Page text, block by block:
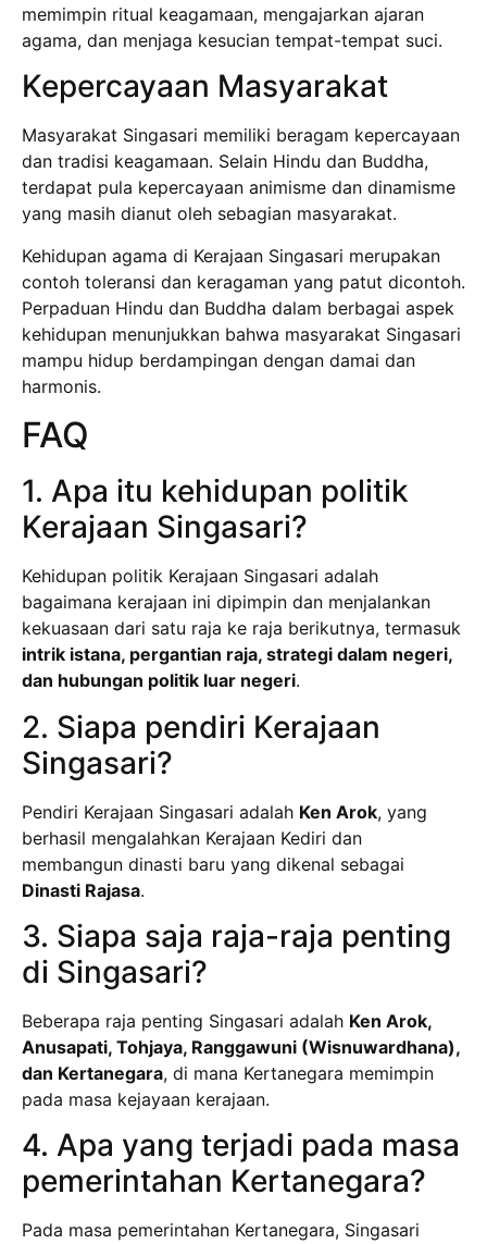
memimpin ritual keagamaan, mengajarkan ajaran
agama, dan menjaga kesucian tempat-tempat suci.
Kepercayaan Masyarakat
Masyarakat Singasari memiliki beragam kepercayaan
dan tradisi keagamaan. Selain Hindu dan Buddha,
terdapat pula kepercayaan animisme dan dinamisme
yang masih dianut oleh sebagian masyarakat.
Kehidupan agama di Kerajaan Singasari merupakan
contoh toleransi dan keragaman yang patut dicontoh.
Perpaduan Hindu dan Buddha dalam berbagai aspek
kehidupan menunjukkan bahwa masyarakat Singasari
mampu hidup berdampingan dengan damai dan
harmonis.
FAQ
1. Apa itu kehidupan politik
Kerajaan Singasari?
Kehidupan politik Kerajaan Singasari adalah
bagaimana kerajaan ini dipimpin dan menjalankan
kekuasaan dari satu raja ke raja berikutnya, termasuk
intrik istana, pergantian raja, strategi dalam negeri,
dan hubungan politik luar negeri.
2. Siapa pendiri Kerajaan
Singasari?
Pendiri Kerajaan Singasari adalah Ken Arok, yang
berhasil mengalahkan Kerajaan Kediri dan
membangun dinasti baru yang dikenal sebagai
Dinasti Rajasa.
3. Siapa saja raja-raja penting
di Singasari?
Beberapa raja penting Singasari adalah Ken Arok,
Anusapati, Tohjaya, Ranggawuni (Wisnuwardhana),
dan Kertanegara, di mana Kertanegara memimpin
pada masa kejayaan kerajaan.
4. Apa yang terjadi pada masa
pemerintahan Kertanegara?
Pada masa pemerintahan Kertanegara, Singasari